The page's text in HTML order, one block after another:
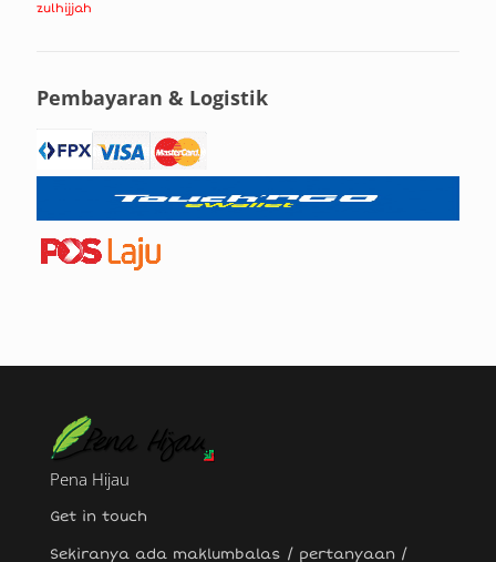
zulhijjah
Pembayaran & Logistik
Pena Hijau
Get in touch
Sekiranya ada maklumbalas / pertanyaan /